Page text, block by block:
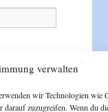
verwalten
wir Technologien wie
zuzugreifen. Wenn du